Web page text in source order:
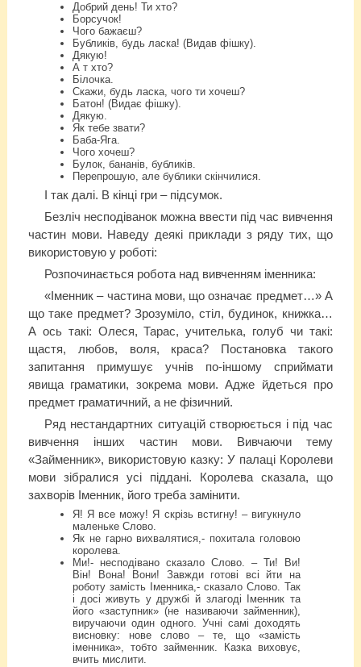
Добрий день! Ти хто?
Борсучок!
Чого бажаєш?
Бубликів, будь ласка! (Видав фішку).
Дякую!
А т хто?
Білочка.
Скажи, будь ласка, чого ти хочеш?
Батон! (Видає фішку).
Дякую.
Як тебе звати?
Баба-Яга.
Чого хочеш?
Булок, бананів, бубликів.
Перепрошую, але бублики скінчилися.
І так далі. В кінці гри – підсумок.
Безліч несподіванок можна ввести під час вивчення
частин мови. Наведу деякі приклади з ряду тих, що
використовую у роботі:
Розпочинається робота над вивченням іменника:
«Іменник – частина мови, що означає предмет…» А
що таке предмет? Зрозуміло, стіл, будинок, книжка…
А ось такі: Олеся, Тарас, учителька, голуб чи такі:
щастя, любов, воля, краса? Постановка такого
запитання примушує учнів по-іншому сприймати
явища граматики, зокрема мови. Адже йдеться про
предмет граматичний, а не фізичний.
Ряд нестандартних ситуацій створюється і під час
вивчення інших частин мови. Вивчаючи тему
«Займенник», використовую казку: У палаці Королеви
мови зібралися усі піддані. Королева сказала, що
захворів Іменник, його треба замінити.
Я! Я все можу! Я скрізь встигну! – вигукнуло
маленьке Слово.
Як не гарно вихвалятися,- похитала головою
королева.
Ми!- несподівано сказало Слово. – Ти! Ви!
Він! Вона! Вони! Завжди готові всі йти на
роботу замість Іменника,- сказало Слово. Так
і досі живуть у дружбі й злагоді Іменник та
його «заступник» (не називаючи займенник),
виручаючи один одного. Учні самі доходять
висновку: нове слово – те, що «замість
іменника», тобто займенник. Казка виховує,
вчить мислити.